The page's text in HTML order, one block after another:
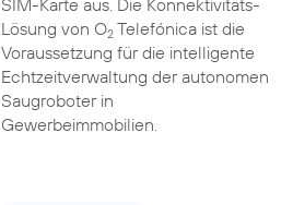
SIM-Karte aus. Die Konnektivitäts-
Lösung von O2Telefónica ist die
Voraussetzung für die intelligente
Echtzeitverwaltung der autonomen
Saugroboter in
Gewerbeimmobilien.